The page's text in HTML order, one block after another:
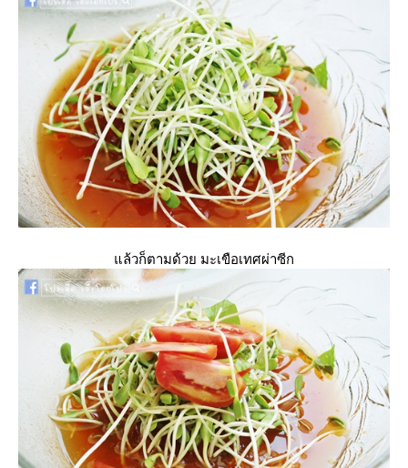
ล้วก็ตามด้วย มะเขือเทศผ่าซีก